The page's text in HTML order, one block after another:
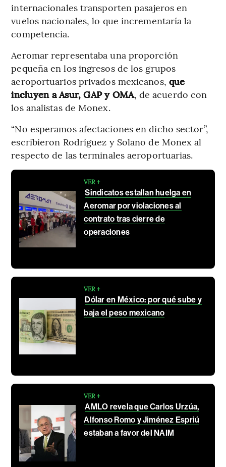
internacionales transporten pasajeros en
vuelos nacionales, lo que incrementaría la
competencia.
Aeromar representaba una proporción
pequeña en los ingresos de los grupos
aeroportuarios privados mexicanos, que
incluyen a Asur, GAP y OMA, de acuerdo con
los analistas de Monex.
“No esperamos afectaciones en dicho sector”,
escribieron Rodríguez y Solano de Monex al
respecto de las terminales aeroportuarias.
VER +
Sindicatos estallan huelga en
Aeromar por violaciones al
contrato tras cierre de
operaciones
VER +
Dólar en México: por qué sube y
baja el peso mexicano
VER +
AMLO revela que Carlos Urzúa,
Alfonso Romo y Jiménez Espriú
estaban a favor del NAIM